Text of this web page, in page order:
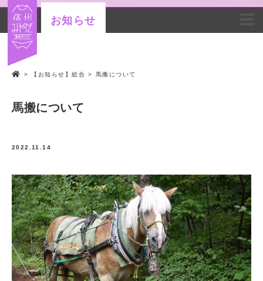
お知らせ
> 【お知らせ】総合 > 馬搬について
馬搬について
2022.11.14